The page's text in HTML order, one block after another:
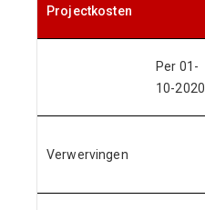
Projectkosten
Per 01-
10-2020
Verwervingen